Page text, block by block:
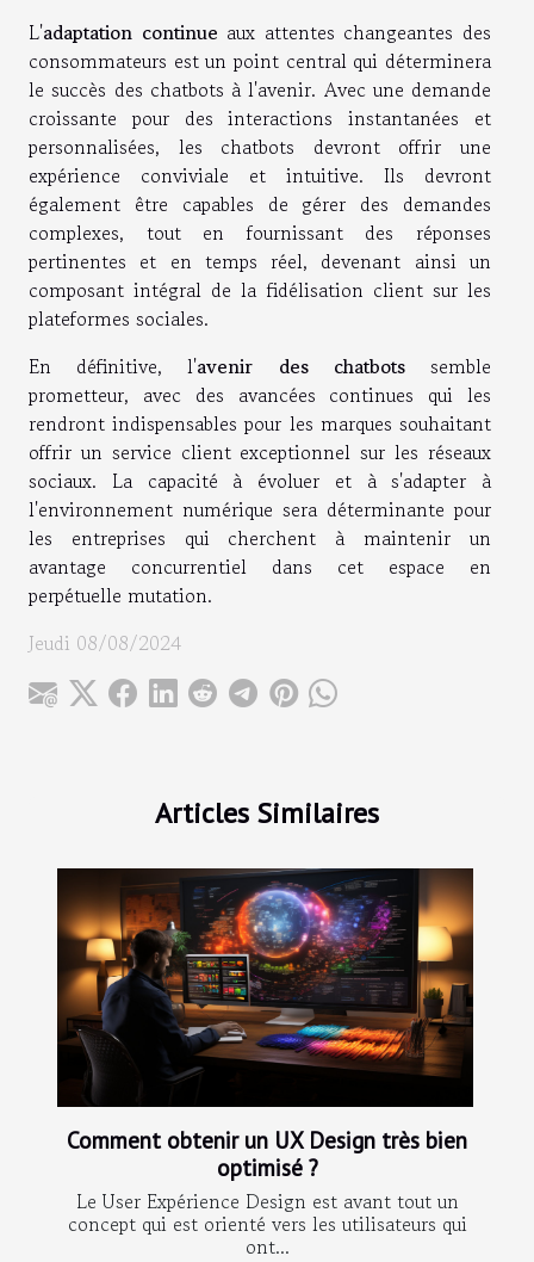
L'adaptation continue aux attentes changeantes des
consommateurs est un point central qui déterminera
le succès des chatbots à l'avenir. Avec une demande
croissante pour des interactions instantanées et
personnalisées, les chatbots devront offrir une
expérience conviviale et intuitive. Ils devront
également être capables de gérer des demandes
complexes, tout en fournissant des réponses
pertinentes et en temps réel, devenant ainsi un
composant intégral de la fidélisation client sur les
plateformes sociales.
En définitive, l'avenir des chatbotssemble
prometteur, avec des avancées continues qui les
rendront indispensables pour les marques souhaitant
offrir un service client exceptionnel sur les réseaux
sociaux. La capacité à évoluer et à s'adapter à
l'environnement numérique sera déterminante pour
les entreprises qui cherchent à maintenir un
avantage concurrentiel dans cet espace en
perpétuelle mutation.
Jeudi 08/08/2024
Articles Similaires
Comment obtenir un UX Design très bien
optimisé ?
Le User Expérience Design est avant tout un
concept qui est orienté vers les utilisateurs qui
ont...